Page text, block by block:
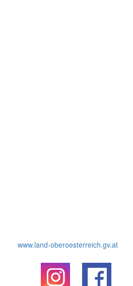
www.land-oberoesterreich.gv.at